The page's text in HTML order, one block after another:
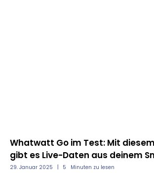
Whatwatt Go im Test: Mit
gibt es Live-Daten aus deinem
29. Januar 2025 5 Minuten zu lesen